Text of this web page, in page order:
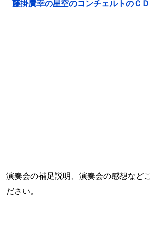
藤掛廣幸の星空のコンチェルトのＣ
演奏会の補足説明、演奏会の感想など
ださい。